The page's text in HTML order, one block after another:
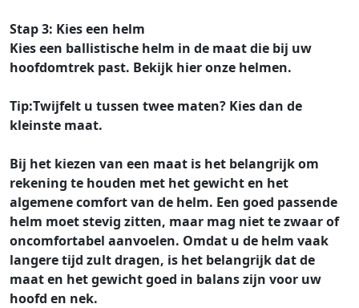
Stap 3: Kies een helm
Kies een ballistische helm in de maat die bij uw
hoofdomtrek past. Bekijk hier onze helmen.
Tip:Twijfelt u tussen twee maten? Kies dan de
kleinste maat.
Bij het kiezen van een maat is het belangrijk om
rekening te houden met het gewicht en het
algemene comfort van de helm. Een goed passende
helm moet stevig zitten, maar mag niet te zwaar of
oncomfortabel aanvoelen. Omdat u de helm vaak
langere tijd zult dragen, is het belangrijk dat de
maat en het gewicht goed in balans zijn voor uw
hoofd en nek.